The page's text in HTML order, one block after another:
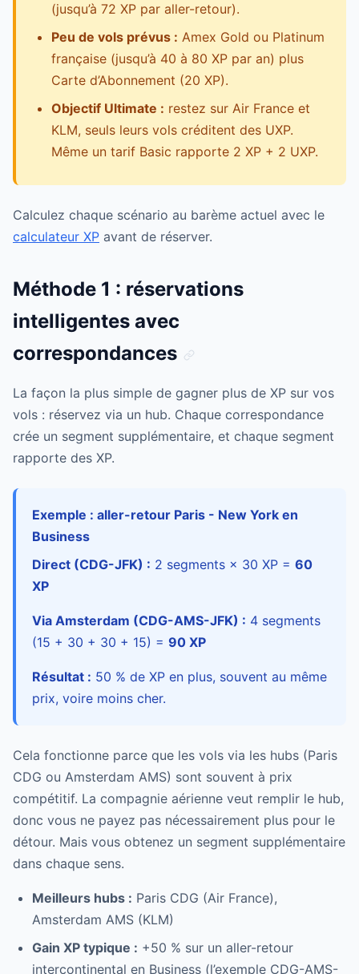
(jusqu’à 72 XP par aller-retour).
Peu de vols prévus : Amex Gold ou Platinum
française (jusqu’à 40 à 80 XP par an) plus
Carte d’Abonnement (20 XP).
Objectif Ultimate : restez sur Air France et
KLM, seuls leurs vols créditent des UXP.
Même un tarif Basic rapporte 2 XP + 2 UXP.
Calculez chaque scénario au barème actuel avec le
calculateur XP avant de réserver.
Méthode 1 : réservations
intelligentes avec
correspondances
La façon la plus simple de gagner plus de XP sur vos
vols : réservez via un hub. Chaque correspondance
crée un segment supplémentaire, et chaque segment
rapporte des XP.
Exemple : aller-retour Paris - New York en
Business
Direct (CDG-JFK) : 2 segments × 30 XP = 60
XP
Via Amsterdam (CDG-AMS-JFK) : 4 segments
(15 + 30 + 30 + 15) = 90 XP
Résultat : 50 % de XP en plus, souvent au même
prix, voire moins cher.
Cela fonctionne parce que les vols via les hubs (Paris
CDG ou Amsterdam AMS) sont souvent à prix
compétitif. La compagnie aérienne veut remplir le hub,
donc vous ne payez pas nécessairement plus pour le
détour. Mais vous obtenez un segment supplémentaire
dans chaque sens.
Meilleurs hubs : Paris CDG (Air France),
Amsterdam AMS (KLM)
Gain XP typique : +50 % sur un aller-retour
intercontinental en Business (l’exemple CDG-AMS-